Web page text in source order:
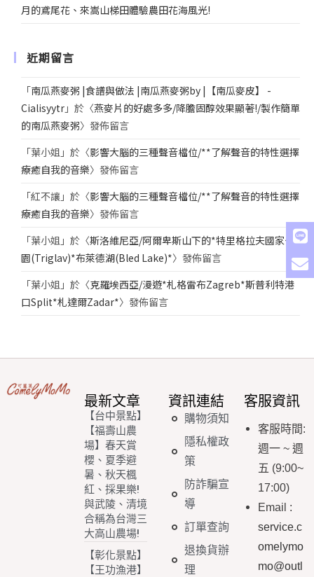
月的鳶尾花、來嵩山梯田體驗農田花海風光!
近期留言
「南瓜燕麥粥 |食譜與做法 |南瓜燕麥粥by |【南瓜麥皮】 -
Cialisyytr 」於〈燕麥片的好處多多/降膽固醇效果顯著!/製作簡單
的南瓜燕麥粥〉發佈留言
「葉小姐 」於〈影響大腦的三種聲音檔位/**了解聲音的特性選擇
療癒自我的音樂〉發佈留言
「紅不讓 」於〈影響大腦的三種聲音檔位/**了解聲音的特性選擇
療癒自我的音樂〉發佈留言
「葉小姐 」於〈斯洛維尼亞/阿爾卑斯山下的*特里格拉夫國家公
園(Triglav)*布萊德湖(Bled Lake)*〉發佈留言
「葉小姐 」於〈克羅埃西亞/漫遊*札格雷布Zagreb*斯普利特港
口Split*札達爾Zadar*〉發佈留言
最新文章
【台中景點】
【福壽山農
場】春天賞
櫻、夏季避
暑、秋天楓
紅、採果樂!
與武陵、清境
合稱為台灣三
大高山農場!
【彰化景點】
【王功漁港】
資訊連結
購物須知
隱私權政
策
防詐騙宣
導
訂單查詢
退換貨辦
理
客服資訊
客服時間:
週一 ~ 週
五 (9:00~
17:00)
Email :
service.c
omelymo
mo@outl